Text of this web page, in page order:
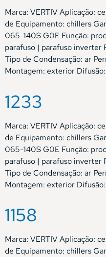
Marca: VERTIV Aplicação:
de Equipamento: chillers
065-140S G0E Função:
parafuso | parafuso inverter
Tipo de Condensação: ar
Montagem: exterior
1233
Marca: VERTIV Aplicação:
de Equipamento: chillers
065-140S G0E Função:
parafuso | parafuso inverter
Tipo de Condensação: ar
Montagem: exterior
1158
Marca: VERTIV Aplicação:
de Equipamento: chillers